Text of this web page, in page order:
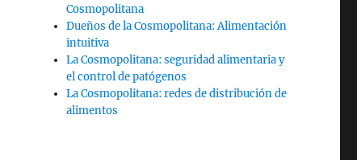
Cosmopolitana
Dueños de la Cosmopolitana: Alimentación
intuitiva
La Cosmopolitana: seguridad alimentaria y
el control de patógenos
La Cosmopolitana: redes de distribución de
alimentos